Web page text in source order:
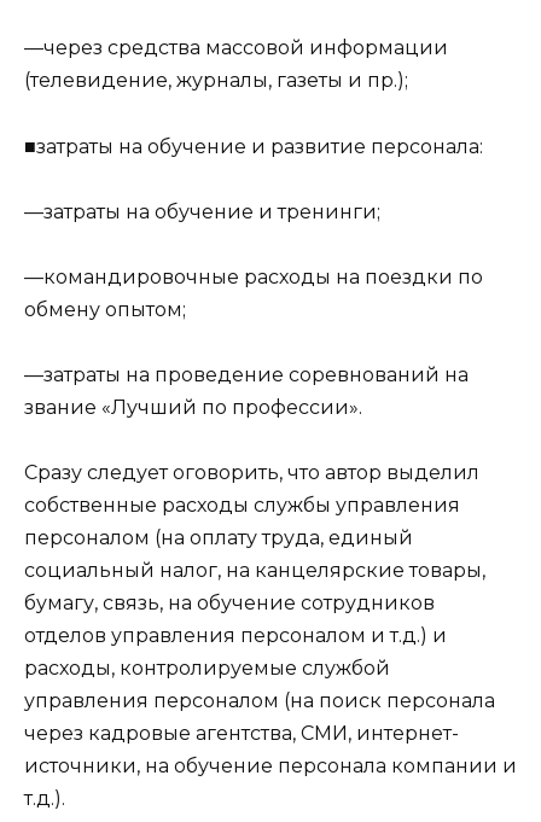
—через средства массовой информации
(телевидение, журналы, газеты и пр.);
■затраты на обучение и развитие персонала:
—затраты на обучение и тренинги;
—командировочные расходы на поездки по
обмену опытом;
—затраты на проведение соревнований на
звание «Лучший по профессии».
Сразу следует оговорить, что автор выделил
собственные расходы службы управления
персоналом (на оплату труда, единый
социальный налог, на канцелярские товары,
бумагу, связь, на обучение сотрудников
отделов управления персоналом и т.д.) и
расходы, контролируемые службой
управления персоналом (на поиск персонала
через кадровые агентства, СМИ, интернет-
источники, на обучение персонала компании и
т.д.).